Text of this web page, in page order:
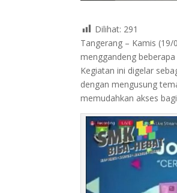
Dilihat: 291
Tangerang – Kamis
menggandeng
Kegiatan ini digelar
dengan mengusung
memudahkan akses